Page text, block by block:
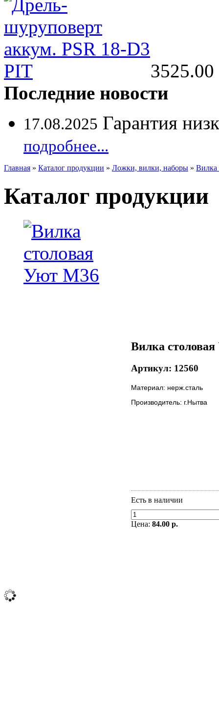
3525.00
Последние новости
17.08.2025 Гарантия
подробнее...
Главная » Каталог продукции » Ложки, вилки, наборы » Вилка
Каталог продукции
Вилка
Артикул: 12560
Материал: нерж.сталь
Производитель: г.Нытва
Есть в наличии
Цена: 84.00 р.